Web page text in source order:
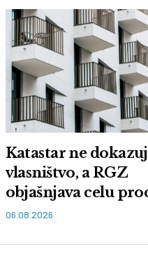
Katastar ne
vlasništvo, a RGZ
objašnjava celu
06.08.2026